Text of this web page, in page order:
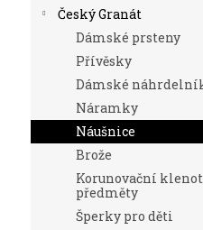
Český Granát
Dámské prsteny
Přívěsky
Dámské
Náramky
Náušnice
Brože
Korunovační
předměty
Šperky pro děti